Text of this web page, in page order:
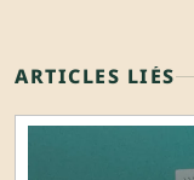
ARTICLES LIÉS